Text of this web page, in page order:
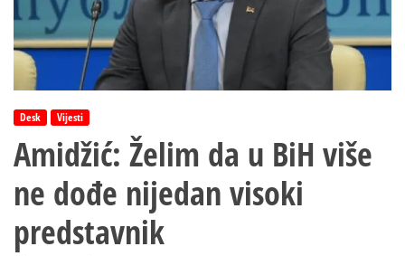
Desk Vijesti
Amidžić: Želim da u BiH više
ne dođe nijedan visoki
predstavnik